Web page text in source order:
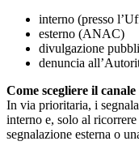
interno (presso
esterno (ANAC)
divulgazione
denuncia
Come scegliere il
In via prioritaria, i
interno e, solo al
segnalazione esterna o